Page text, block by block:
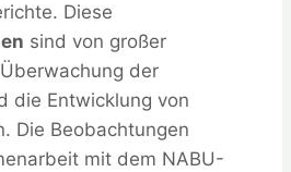
Diese
sind von großer
der
die Entwicklung von
Die Beobachtungen
mit dem NABU-